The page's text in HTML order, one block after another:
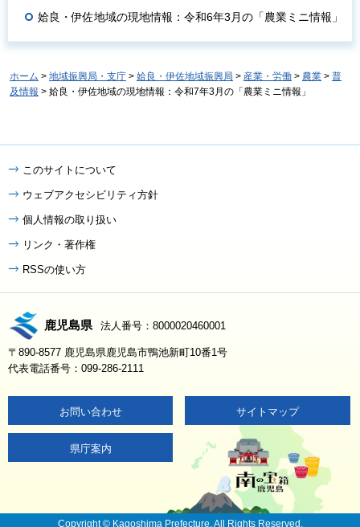
姶良・伊佐地域の現地情報：令和6年3月の「農業ミニ情報」
ホーム > 地域振興局・支庁 > 姶良・伊佐地域振興局 > 産業・労働 > 農業 > 普
及情報 > 姶良・伊佐地域の現地情報：令和7年3月の「農業ミニ情報」
このサイトについて
ウェブアクセシビリティ方針
個人情報の取り扱い
リンク・著作権
RSSの使い方
鹿児島県 法人番号：8000020460001
〒890-8577 鹿児島県鹿児島市鴨池新町10番1号
代表電話番号：099-286-2111
お問い合わせ サイトマップ
県庁案内
Copyright © Kagoshima Prefecture. All Rights Reserved.